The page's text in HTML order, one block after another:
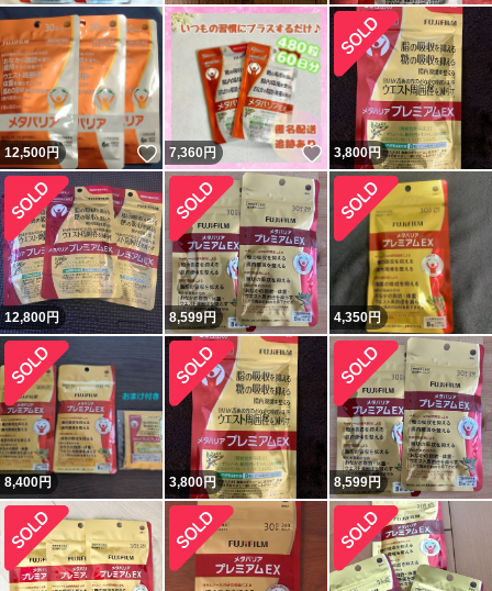
12,500円 いいね！
7,360円 いいね！
3,800円
12,800円 8,599円 4,350円
8,400円 3,800円 8,599円